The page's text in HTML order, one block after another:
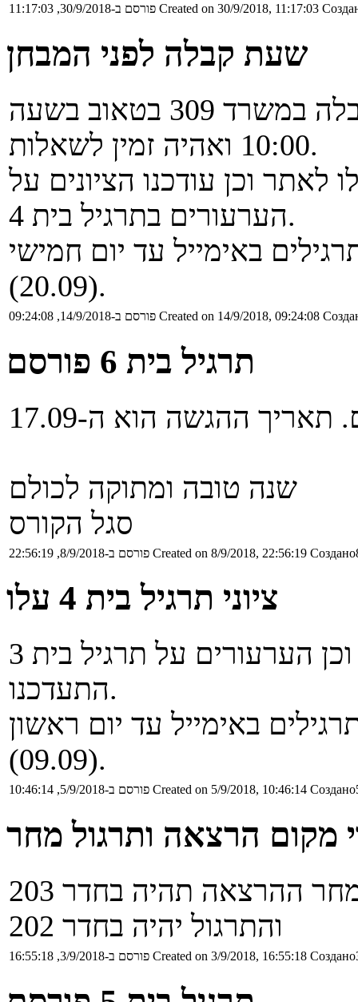
פורסם ב-30/9/2018, 11:17:03 Created on 30/9/2018, 11:17:03
שעת קבלה לפני המבחן
ביום שני הקרוב אני אקיים שעת קבלה במשרד 309 בטאוב בשעה
10:00 ואהיה זמין לשאלות.
ציוני תרגיל בית 5 עלו לאתר וכן עודכנו הציונים על
הערעורים בתרגיל בית 4.
באימייל עד יום חמישי
(20.09).
פורסם ב-14/9/2018, 09:24:08 Created on 14/9/2018, 09:24:08
תרגיל בית 6 פורסם
שנה טובה ומתוקה לכולם
סגל הקורס
פורסם ב-8/9/2018, 22:56:19 Created on 8/9/2018, 22:56:19
ציוני תרגיל בית 4 עלו
ציוני תרגיל בית 4 עלו לאתר וכן הערעורים על תרגיל בית 3
התעדכנו.
באימייל עד יום ראשון
(09.09).
פורסם ב-5/9/2018, 10:46:14 Created on 5/9/2018, 10:46:14
מקום הרצאה ותרגול מחר
כפי שנכתב בתחילת הסמסטר, מחר ההרצאה תהיה בחדר 203
והתרגול יהיה בחדר 202
פורסם ב-3/9/2018, 16:55:18 Created on 3/9/2018, 16:55:18